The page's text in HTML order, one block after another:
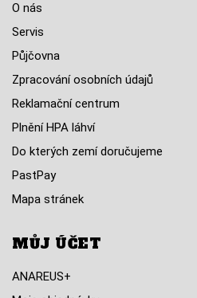
O nás
Servis
Půjčovna
Zpracování osobních údajů
Reklamační centrum
Plnění HPA láhví
Do kterých zemí doručujeme
PastPay
Mapa stránek
MŮJ ÚČET
ANAREUS+